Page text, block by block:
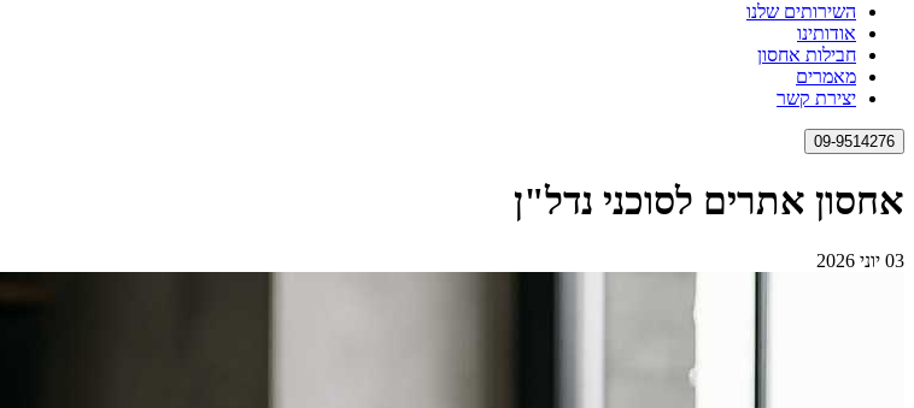
השירותים שלנו
אודותינו
חבילות אחסון
מאמרים
יצירת קשר
09-9514276
אחסון אתרים לסוכני נדל"ן
03 יוני 2026